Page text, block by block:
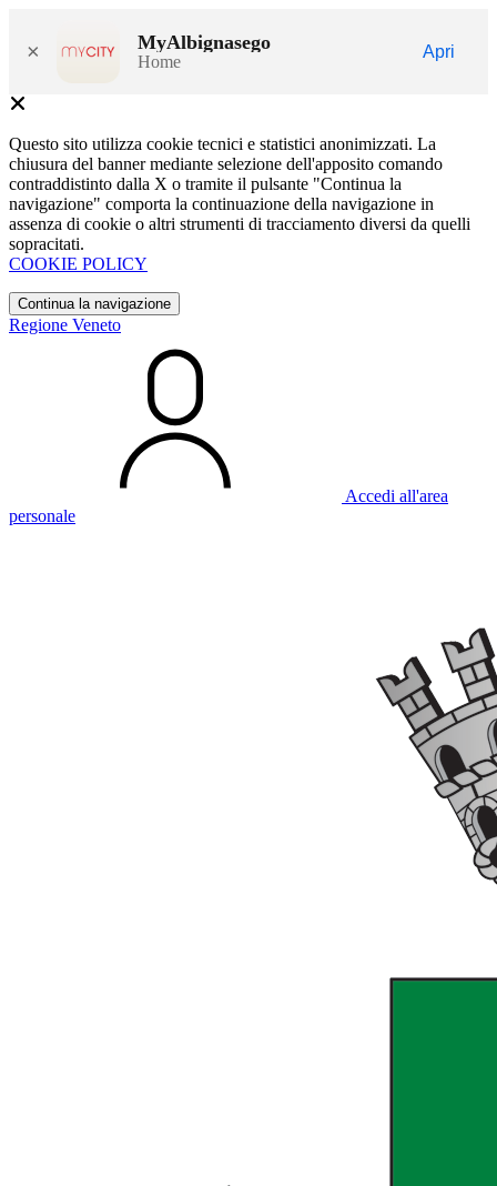
× MyAlbignasego
Home
Apri
Questo sito utilizza cookie tecnici e statistici anonimizzati. La
chiusura del banner mediante selezione dell'apposito comando
contraddistinto dalla X o tramite il pulsante "Continua la
navigazione" comporta la continuazione della navigazione in
assenza di cookie o altri strumenti di tracciamento diversi da quelli
sopracitati.
COOKIE POLICY
Continua la navigazione
Regione Veneto
Accedi all'area
personale